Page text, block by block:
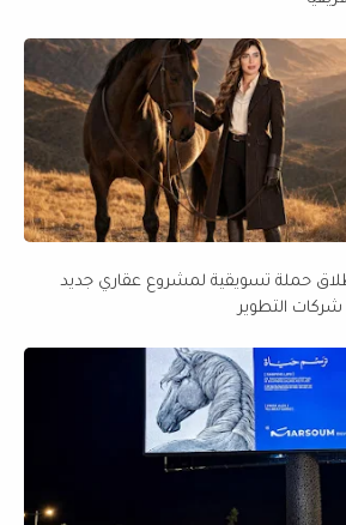
حملة تسويقية لمشروع عقاري جديد
التطوير